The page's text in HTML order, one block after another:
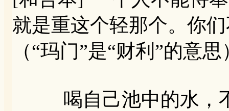
就是重这个轻那个。你
（“玛门”是“财利”的意思
喝自己池中的水，不